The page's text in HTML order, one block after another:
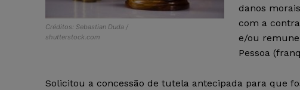
Créditos: Sebastian Duda /
shutterstock.com
danos
com a
e/ou
Pessoa
Solicitou a concessão de tutela antecipada para que